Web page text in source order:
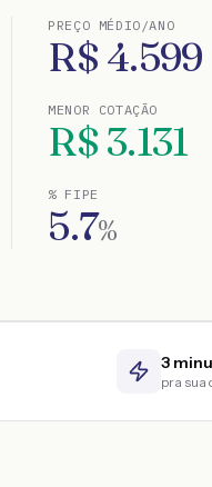
PREÇO MÉDIO/ANO
R$ 4.599
MENOR COTAÇÃO
R$ 3.131
% FIPE
5.7%
3
pra sua